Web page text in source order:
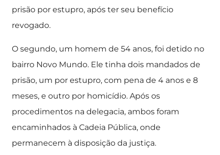
prisão por estupro, após ter seu benefício
revogado.
O segundo, um homem de 54 anos, foi detido no
bairro Novo Mundo. Ele tinha dois mandados de
prisão, um por estupro, com pena de 4 anos e 8
meses, e outro por homicídio. Após os
procedimentos na delegacia, ambos foram
encaminhados à Cadeia Pública, onde
permanecem à disposição da justiça.